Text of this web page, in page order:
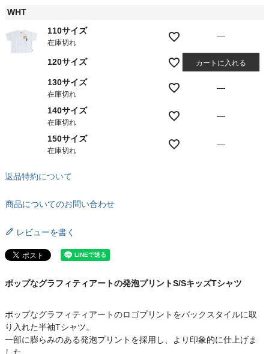
WHT
110サイズ
在庫切れ
—
120サイズ カートに入れる
130サイズ
在庫切れ
—
140サイズ
在庫切れ
—
150サイズ
在庫切れ
—
返品特約について
商品についてのお問い合わせ
レビューを書く
ポップなグラフィティアートの発泡プリントS/SキッズTシャツ
ポップなグラフィティアートのロゴプリントをバックスタイルに取
り入れた半袖Tシャツ。
一部に膨らみのある発泡プリントを採用し、より印象的に仕上げま